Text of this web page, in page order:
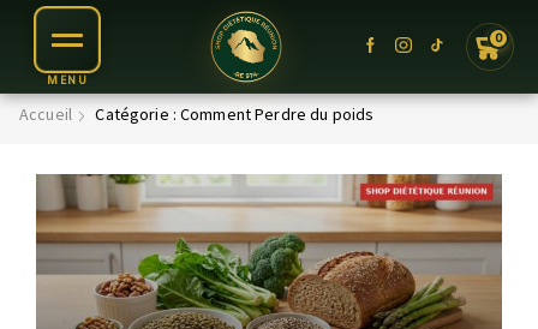
0
Accueil Catégorie : Comment Perdre du poids